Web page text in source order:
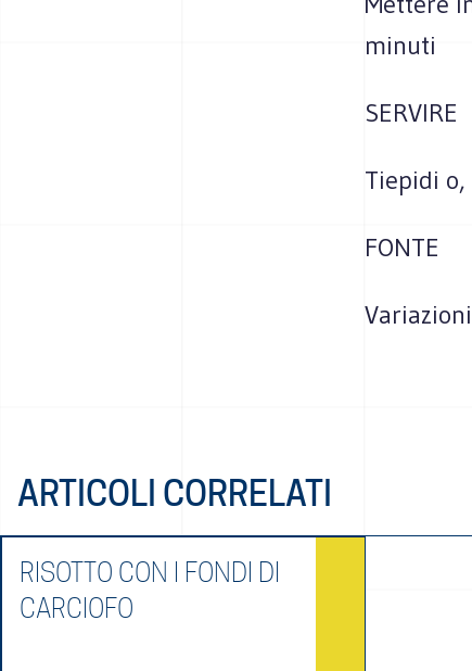
minuti
SERVIRE
Tiepidi
FONTE
ARTICOLI CORRELATI
RISOTTO CON I FONDI DI
CARCIOFO